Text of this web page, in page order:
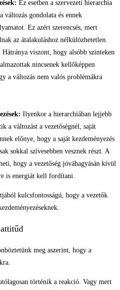
Ez esetben a szervezeti hierarchia
változás gondolata és ennek
Ez azért szerencsés, mert
az átalakuláshoz nélkülözhetetlen
Hátránya viszont, hogy alsóbb szinteken
nincsenek kellőképpen
a változás nem valós problémákra
Ilyenkor a hierarchiában lejjebb
a változást a vezetőségnél, saját
előnye, hogy a saját kezdeményezés
sokkal szívesebben vesznek részt. A
hogy a vezetőség jóváhagyásán kívül
is energiát kell fordítani.
kulcsfontosságú, hogy a vezetők
meg aszerint, hogy a
történik a reakció. Vagy mert